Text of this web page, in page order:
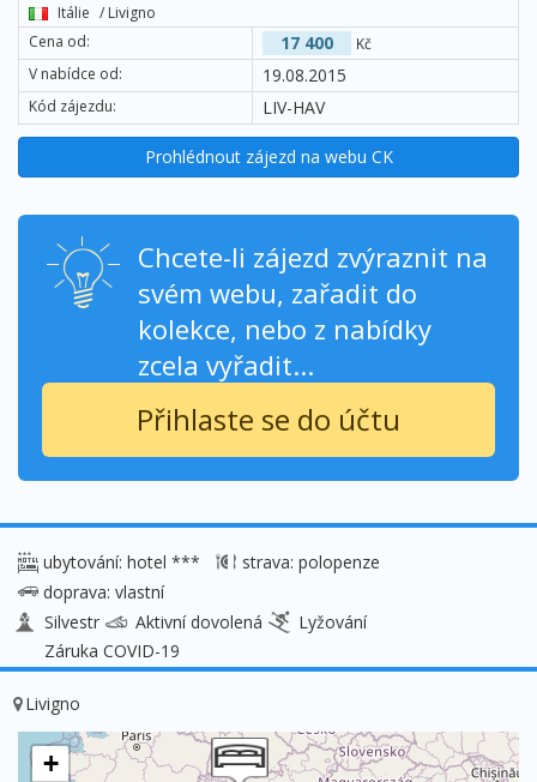
Itálie / Livigno
Cena od:
17 400 Kč
V nabídce od: 19.08.2015
Kód zájezdu: LIV-HAV
Prohlédnout zájezd na webu CK
Chcete-li zájezd zvýraznit na
svém webu, zařadit do
kolekce, nebo z nabídky
zcela vyřadit...
Přihlaste se do účtu
ubytování: hotel ***
strava: polopenze
doprava: vlastní
Silvestr
Aktivní dovolená
Lyžování
Záruka COVID-19
Livigno
+